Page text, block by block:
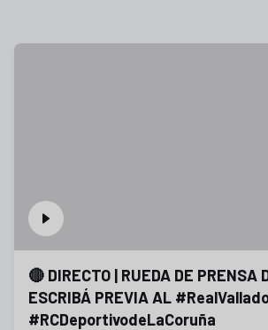
🔴 DIRECTO | RUEDA DE PRENSA
ESCRIBÁ PREVIA AL #RealValladolid VS
#RCDeportivodeLaCoruña